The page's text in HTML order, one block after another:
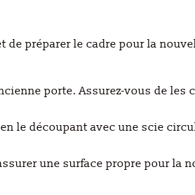
préparer le cadre pour la
porte. Assurez-vous de les
le découpant avec une scie
une surface propre pour la